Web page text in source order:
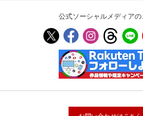
公式ソーシャルメディアの